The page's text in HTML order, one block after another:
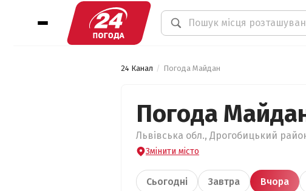
24 Канал Погода Майдан
Погода
Львівська обл., Дрогобицький
Змінити місто
Сьогодні Завтра Вчора